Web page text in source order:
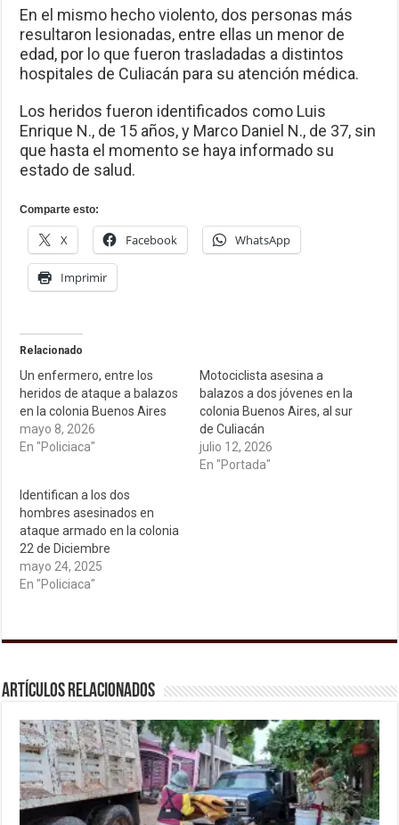
En el mismo hecho violento, dos personas más
resultaron lesionadas, entre ellas un menor de
edad, por lo que fueron trasladadas a distintos
hospitales de Culiacán para su atención médica.
Los heridos fueron identificados como Luis
Enrique N., de 15 años, y Marco Daniel N., de 37, sin
que hasta el momento se haya informado su
estado de salud.
Comparte esto:
X Facebook WhatsApp
Imprimir
Relacionado
Un enfermero, entre los
heridos de ataque a balazos
en la colonia Buenos Aires
mayo 8, 2026
En "Policiaca"
Motociclista asesina a
balazos a dos jóvenes en la
colonia Buenos Aires, al sur
de Culiacán
julio 12, 2026
En "Portada"
Identifican a los dos
hombres asesinados en
ataque armado en la colonia
22 de Diciembre
mayo 24, 2025
En "Policiaca"
Artículos relacionados